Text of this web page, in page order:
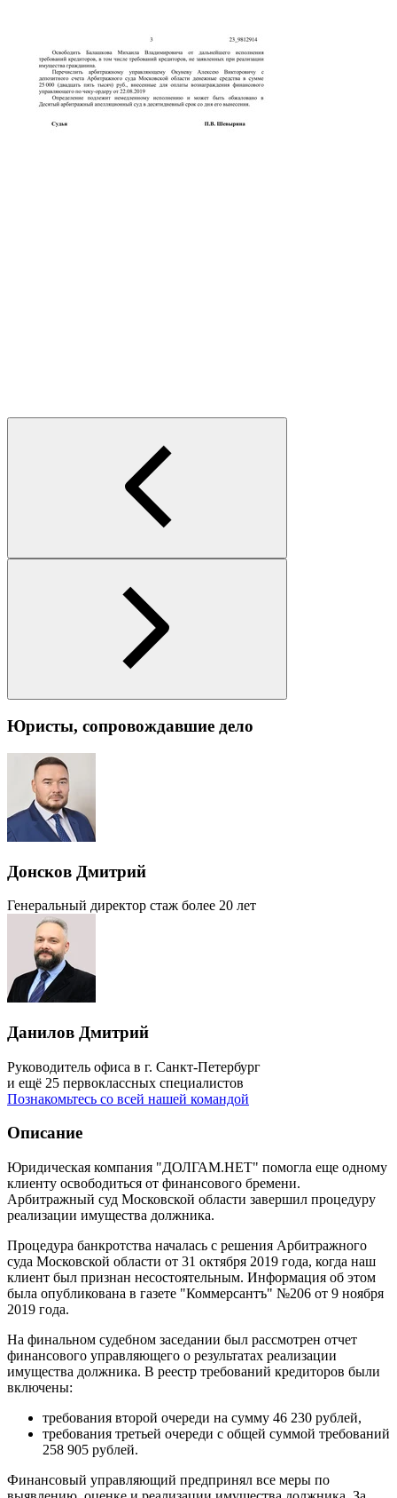
Юристы, сопровождавшие дело
Донсков Дмитрий
Генеральный директор стаж более 20 лет
Данилов Дмитрий
Руководитель офиса в г. Санкт-Петербург
и ещё 25 первоклассных специалистов
Познакомьтесь со всей нашей командой
Описание
Юридическая компания "ДОЛГАМ.НЕТ" помогла еще одному
клиенту освободиться от финансового бремени.
Арбитражный суд Московской области завершил процедуру
реализации имущества должника.
Процедура банкротства началась с решения Арбитражного
суда Московской области от 31 октября 2019 года, когда наш
клиент был признан несостоятельным. Информация об этом
была опубликована в газете "Коммерсантъ" №206 от 9 ноября
2019 года.
На финальном судебном заседании был рассмотрен отчет
финансового управляющего о результатах реализации
имущества должника. В реестр требований кредиторов были
включены:
требования второй очереди на сумму 46 230 рублей,
требования третьей очереди с общей суммой требований
258 905 рублей.
Финансовый управляющий предпринял все меры по